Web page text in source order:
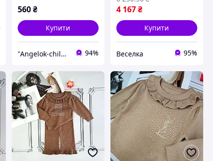
560 ₴
Купити
"Angelok-child": Інтернет-магазин дитячих товарів. Зимові комбінезони. Зимові конверти в коляску 94%
4 167₴
Купити
Веселка 95%